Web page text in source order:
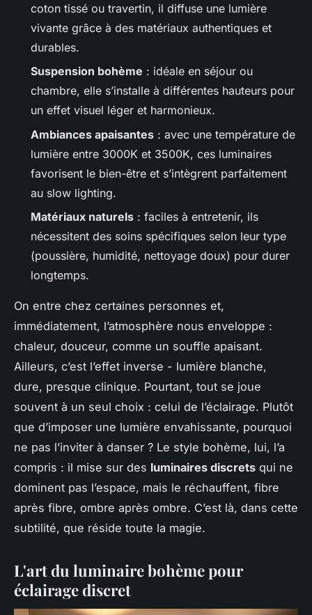
coton tissé ou travertin, il diffuse une lumière
vivante grâce à des matériaux authentiques et
durables.
Suspension bohème : idéale en séjour ou
chambre, elle s’installe à différentes hauteurs pour
un effet visuel léger et harmonieux.
Ambiances apaisantes : avec une température de
lumière entre 3000K et 3500K, ces luminaires
favorisent le bien-être et s’intègrent parfaitement
au slow lighting.
Matériaux naturels : faciles à entretenir, ils
nécessitent des soins spécifiques selon leur type
(poussière, humidité, nettoyage doux) pour durer
longtemps.
On entre chez certaines personnes et,
immédiatement, l’atmosphère nous enveloppe :
chaleur, douceur, comme un souffle apaisant.
Ailleurs, c’est l’effet inverse - lumière blanche,
dure, presque clinique. Pourtant, tout se joue
souvent à un seul choix : celui de l’éclairage. Plutôt
que d’imposer une lumière envahissante, pourquoi
ne pas l’inviter à danser ? Le style bohème, lui, l’a
compris : il mise sur des luminaires discrets qui ne
dominent pas l’espace, mais le réchauffent, fibre
après fibre, ombre après ombre. C’est là, dans cette
subtilité, que réside toute la magie.
L'art du luminaire bohème pour
éclairage discret